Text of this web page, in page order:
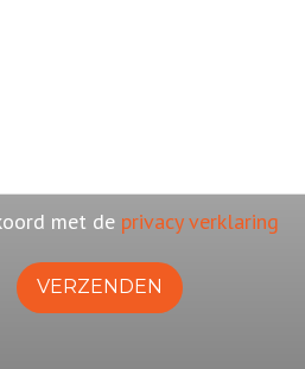
met de privacy verklaring